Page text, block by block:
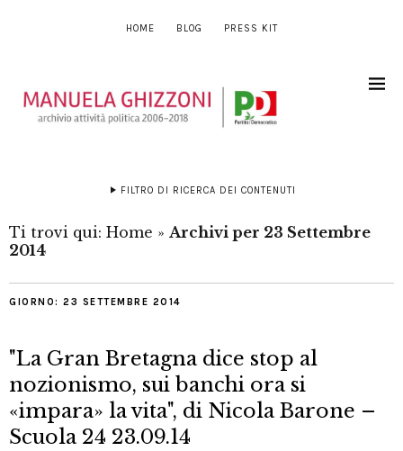
HOME BLOG PRESS KIT
FILTRO DI RICERCA DEI CONTENUTI
Ti trovi qui: Home » Archivi per 23 Settembre
2014
GIORNO: 23 SETTEMBRE 2014
"La Gran Bretagna dice stop al
nozionismo, sui banchi ora si
«impara» la vita", di Nicola Barone –
Scuola 24 23.09.14